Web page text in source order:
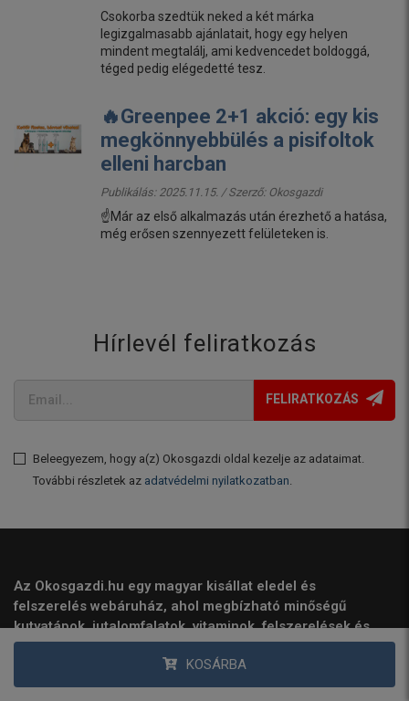
KOSÁRBA
Csokorba szedtük neked a két márka
legizgalmasabb ajánlatait, hogy egy helyen
mindent megtalálj, ami kedvencedet boldoggá,
téged pedig elégedetté tesz.
🔥Greenpee 2+1 akció: egy kis
megkönnyebbülés a pisifoltok
elleni harcban
Publikálás: 2025.11.15. / Szerző: Okosgazdi
☝️Már az első alkalmazás után érezhető a hatása,
még erősen szennyezett felületeken is.
Hírlevél feliratkozás
FELIRATKOZÁS
Beleegyezem, hogy a(z) Okosgazdi oldal kezelje az adataimat.
További részletek az adatvédelmi nyilatkozatban
Az Okosgazdi.hu egy magyar kisállat eledel és
felszerelés webáruház, ahol megbízható minőségű
kutyatápok, jutalomfalatok, vitaminok, felszerelések és
egyéb kiegészítők várják a felelős gazdikat.
Kínálatunkat állatorvosi ajánlások és valós felhasználói
igények alapján építjük, hogy kutyáknak, macskáknak